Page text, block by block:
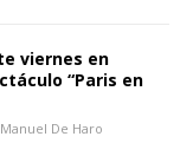
viernes en
“Paris en
Manuel De Haro